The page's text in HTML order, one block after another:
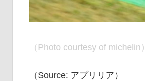
（Photo courtesy of michelin）
（Source: アプリリア）